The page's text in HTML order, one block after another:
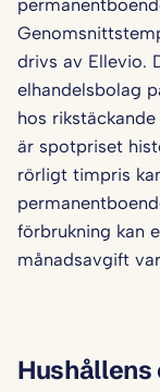
drivs av Ellevio.
elhandelsbolag
hos
är spotpriset
rörligt timpris
förbrukning kan
månadsavgift